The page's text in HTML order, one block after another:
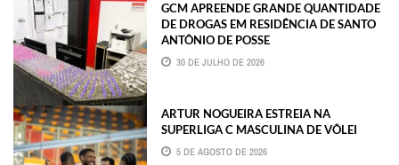
GCM APREENDE GRANDE QUANTIDADE
DE DROGAS EM RESIDÊNCIA DE SANTO
ANTÔNIO DE POSSE
30 DE JULHO DE 2026
ARTUR NOGUEIRA ESTREIA NA
SUPERLIGA C MASCULINA DE VÔLEI
5 DE AGOSTO DE 2026